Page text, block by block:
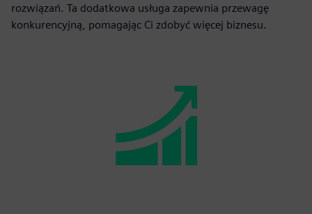
rozwiązań. Ta dodatkowa usługa zapewnia przewagę
konkurencyjną, pomagając Ci zdobyć więcej biznesu.